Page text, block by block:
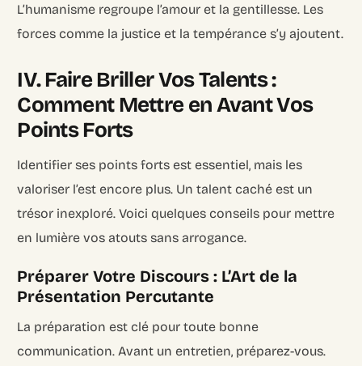
L’humanisme regroupe l’amour et la gentillesse. Les
forces comme la justice et la tempérance s’y ajoutent.
IV. Faire Briller Vos Talents :
Comment Mettre en Avant Vos
Points Forts
Identifier ses points forts est essentiel, mais les
valoriser l’est encore plus. Un talent caché est un
trésor inexploré. Voici quelques conseils pour mettre
en lumière vos atouts sans arrogance.
Préparer Votre Discours : L’Art de la
Présentation Percutante
La préparation est clé pour toute bonne
communication. Avant un entretien, préparez-vous.